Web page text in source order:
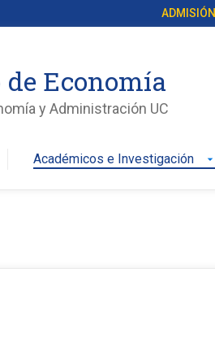
ADMISIÓN
Economía
y Administración UC
Académicos e Investigación arrow_drop_down